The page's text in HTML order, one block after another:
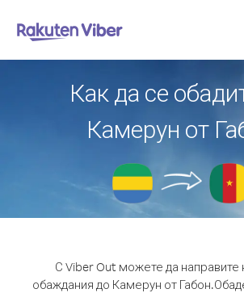
Как да се
Камерун от
С Viber Out можете да направите
обаждания до Камерун от Габон.